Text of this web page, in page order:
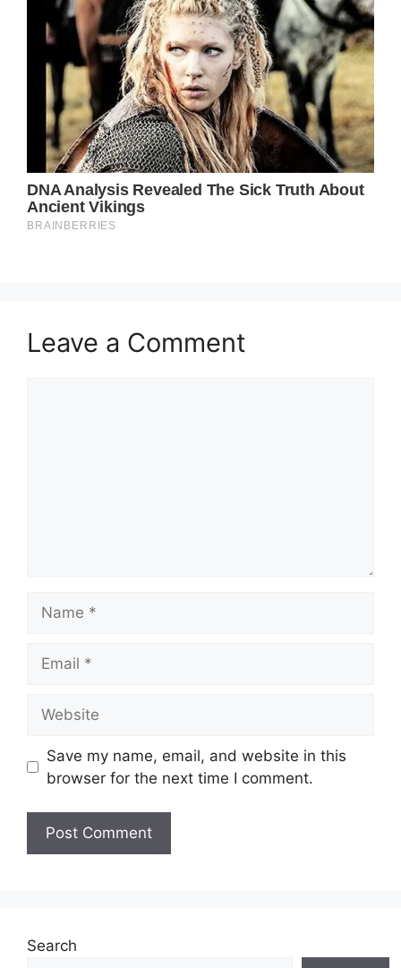
Leave a Comment
Save my name, email, and website in this
browser for the next time I comment.
Search